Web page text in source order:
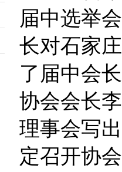
届中选举
长对石家
了届中会
协会会长
理事会写
定召开协